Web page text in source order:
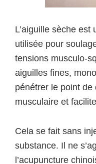
L’aiguille sèche
utilisée pour
tensions musculo-
aiguilles fines,
pénétrer le point
musculaire et
Cela se fait sans
substance. Il ne
l’acupuncture